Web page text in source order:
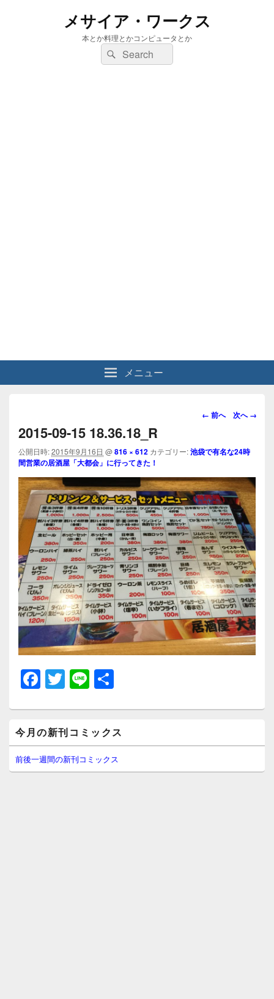
メサイア・ワークス
本とか料理とかコンピュータとか
検
索:
検
索
メニュー
画
ビ
ー
シ
ョ
ン
← 前へ 次へ →
2015-09-15 18.36.18_R
公開日時:2015年9月16日 @816 × 612 カテゴリー:池袋で有名な24時
間営業の居酒屋「大都会」に行ってきた！
F
a
c
e
b
o
T
wi
tt
er
Li
n
e
イ
ン
サ
イ
今月の新刊コミックス
前後一週間の新刊コミックス